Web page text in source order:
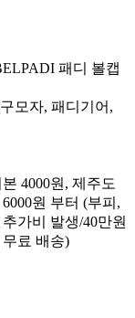
PADI 패디 볼캡
모자, 패디기어,
4000원, 제주도
원 부터 (부피,
가비 발생/40만원
료 배송)